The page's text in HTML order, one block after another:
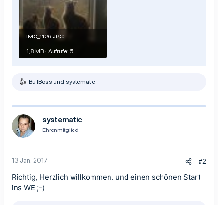
IMG_1126.JPG
1,8 MB · Aufrufe: 5
R
k
t
i
o
n
BullBoss und systematic
systematic
Ehrenmitglied
13 Jan. 2017 #2
Richtig, Herzlich willkommen. und einen schönen Start
ins WE ;-)